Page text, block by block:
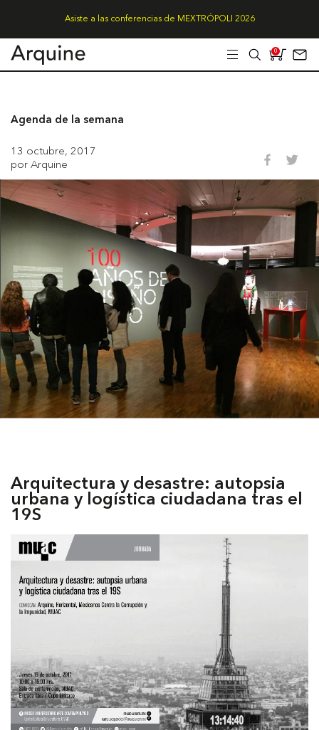
Asiste a las conferencias de MEXTRÓPOLI 2026
0
Agenda de la semana
13 octubre, 2017
por Arquine
Arquitectura y desastre: autopsia
urbana y logística ciudadana tras el
19S